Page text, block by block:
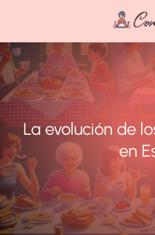
La evolución de
en